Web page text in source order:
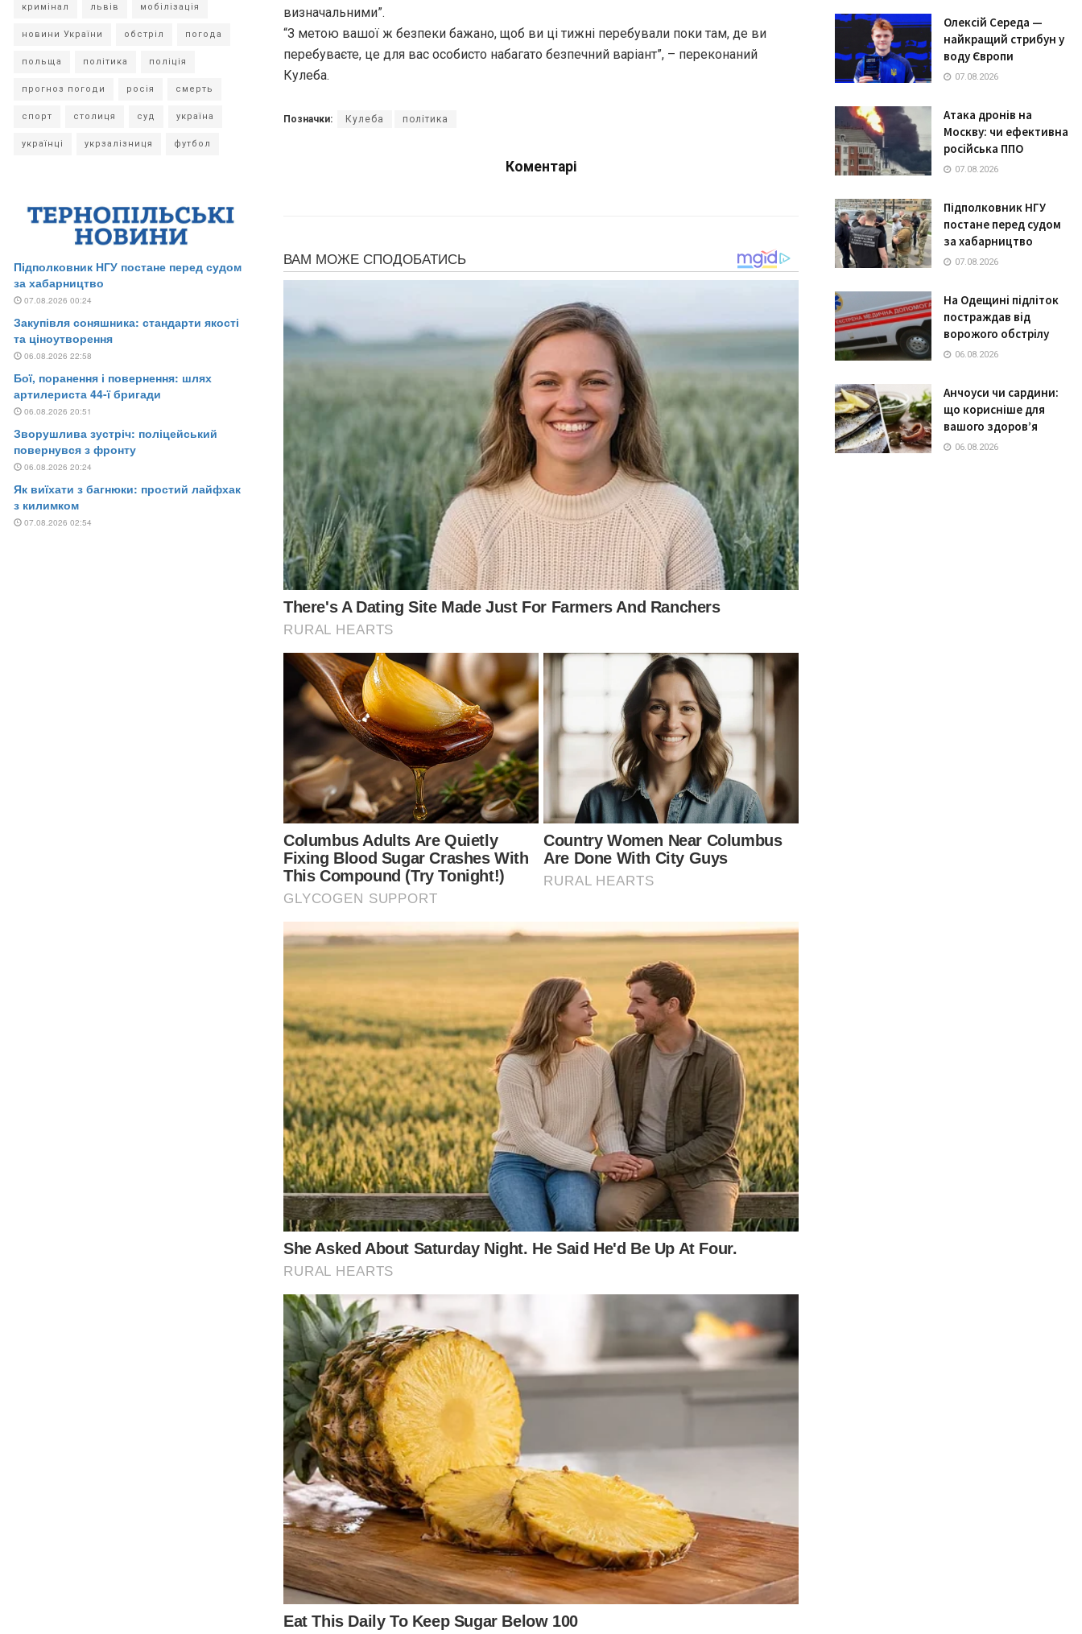
визначальними”.
“З метою вашої ж безпеки бажано, щоб ви ці тижні перебували поки там, де ви
перебуваєте, це для вас особисто набагато безпечний варіант”, – переконаний
Кулеба.
Позначки: Кулеба політика
Коментарі
кримінал львів мобілізація
новини України обстріл погода
польща політика поліція
прогноз погоди росія смерть
спорт столиця суд україна
українці укрзалізниця футбол
Олексій Середа —
найкращий стрибун у
воду Європи
07.08.2026
Атака дронів на
Москву: чи ефективна
російська ППО
07.08.2026
Підполковник НГУ
постане перед судом
за хабарництво
07.08.2026
На Одещині підліток
постраждав від
ворожого обстрілу
06.08.2026
Анчоуси чи сардини:
що корисніше для
вашого здоров’я
06.08.2026